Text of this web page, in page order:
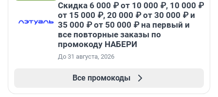
Скидка 6 000 ₽ от 10 000 ₽, 10 000 ₽
от 15 000 ₽, 20 000 ₽ от 30 000 ₽ и
35 000 ₽ от 50 000 ₽ на первый и
все повторные заказы по
промокоду НАБЕРИ
До 31 августа, 2026
Все промокоды